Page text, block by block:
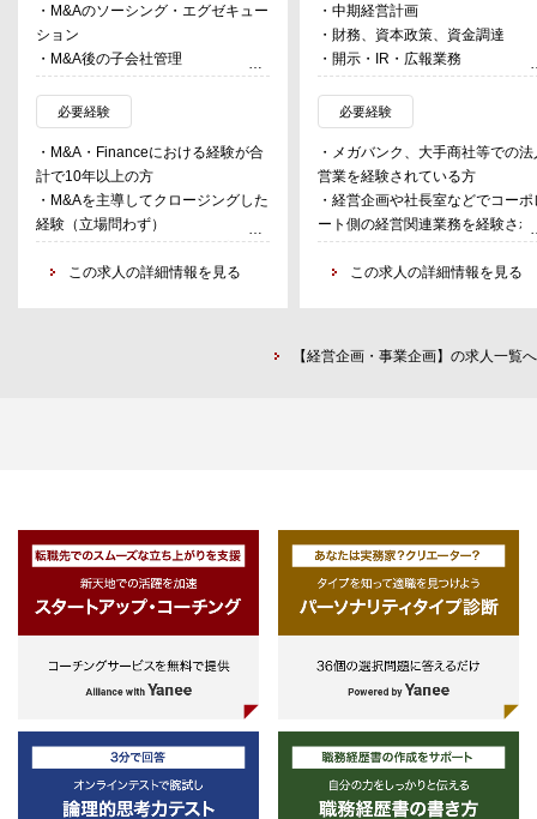
・M&Aのソーシング・エグゼキュー
ション
・M&A後の子会社管理
・IPO含む資金調達
・Pre-IPO IR
・その他グループ全体の資本効率・
資本配分に関連する業務
必要経験
・M&A・Financeにおける経験が合
計で10年以上の方
・M&Aを主導してクロージングした
経験（立場問わず）
・高い業務遂行能力を有する方
・評論家にならず、自ら動ける方
この求人の詳細情報を見る
・中期経営計画
・財務、資本政策、資金調達
・開示・IR・広報業務
・商事法務、株式事務
・取締役会等の役員会議の事務
・各種社内プロジェクトの事務
・社内規程の整備/管理、業法
など
必要経験
・メガバンク、大手商社等での法
営業を経験されている方
・経営企画や社長室などでコーポ
ート側の経営関連業務を経験され
いる方
→ベンチャーマインドや経営思考
ネスレベルで使える方
この求人の詳細情報を見る
【経営企画・事業企画】の求人一覧へ